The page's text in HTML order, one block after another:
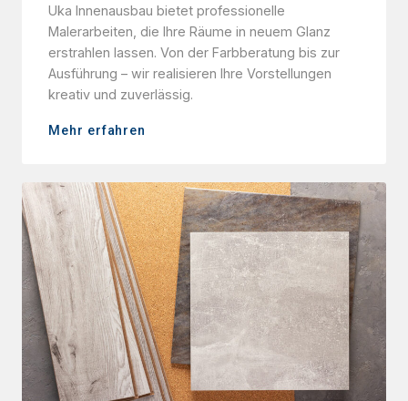
Uka Innenausbau bietet professionelle
Malerarbeiten, die Ihre Räume in neuem Glanz
erstrahlen lassen. Von der Farbberatung bis zur
Ausführung – wir realisieren Ihre Vorstellungen
kreativ und zuverlässig.
Mehr erfahren